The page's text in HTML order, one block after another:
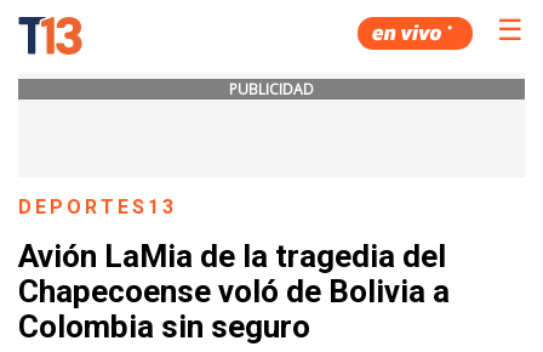
☰
PUBLICIDAD
DEPORTES13
Avión LaMia de la tragedia del
Chapecoense voló de Bolivia a
Colombia sin seguro